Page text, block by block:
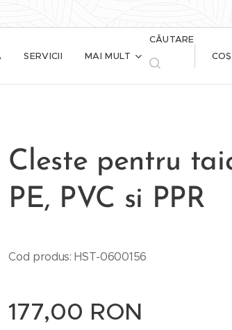
SERVICII MAI MULT
CĂUTARE
Cleste pentru
PE, PVC si PPR
Cod produs: HST-0600156
177,00 RON